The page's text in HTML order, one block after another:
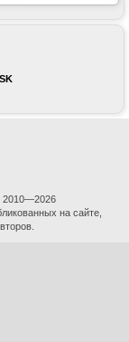
2010—2026
на сайте,